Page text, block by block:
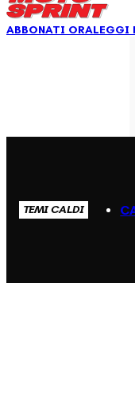
ABBONATI ORALEGGI
TEMI CALDI